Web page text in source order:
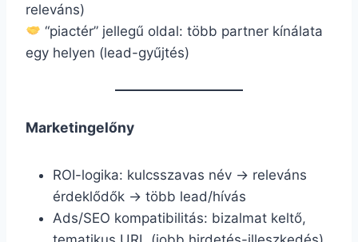
releváns)
“piactér” jellegű oldal: több partner kínálata
egy helyen (lead-gyűjtés)
Marketingelőny
ROI-logika: kulcsszavas név → releváns
érdeklődők → több lead/hívás
Ads/SEO kompatibilitás: bizalmat keltő,